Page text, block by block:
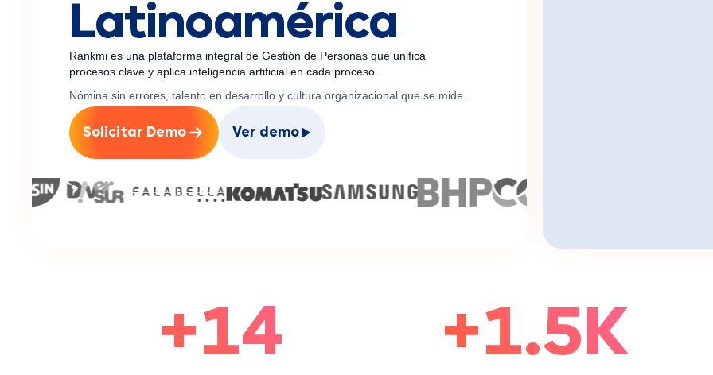
Latinoamérica
Rankmi es una plataforma integral de Gestión de Personas que unifica
procesos clave y aplica inteligencia artificial en cada proceso.
Nómina sin errores, talento en desarrollo y cultura organizacional que se mide.
Solicitar Demo Ver demo
+14 +1.5K